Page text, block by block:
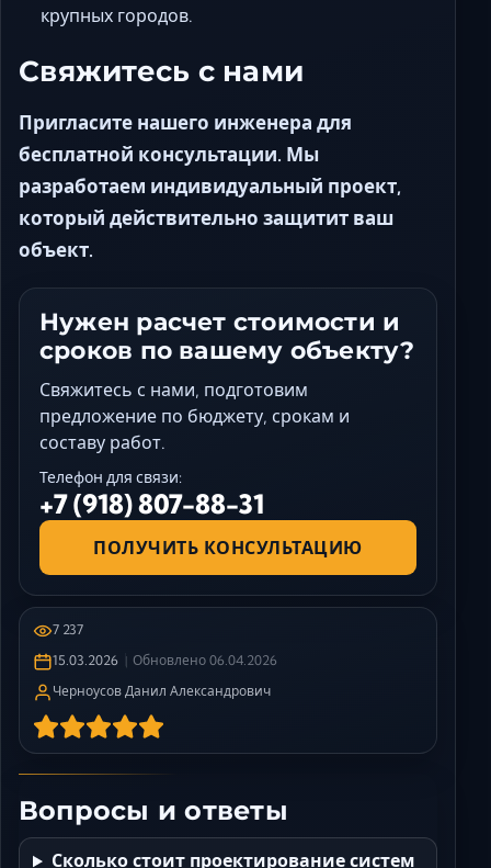
крупных городов.
Свяжитесь с нами
Пригласите нашего инженера для
бесплатной консультации. Мы
разработаем индивидуальный проект,
который действительно защитит ваш
объект.
Нужен расчет стоимости и
сроков по вашему объекту?
Свяжитесь с нами, подготовим
предложение по бюджету, срокам и
составу работ.
Телефон для связи:
+7 (918) 807-88-31
ПОЛУЧИТЬ КОНСУЛЬТАЦИЮ
7 237
15.03.2026
Обновлено 06.04.2026
Черноусов Данил Александрович
Вопросы и ответы
Сколько стоит проектирование систем